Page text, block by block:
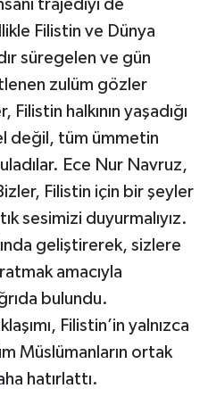
trajediyi de
Filistin ve Dünya
süregelen ve gün
zulüm gözler
halkının yaşadığı
değil, tüm ümmetin
Ece Nur Navruz,
Filistin için bir şeyler
sesimizi duyurmalıyız.
geliştirerek, sizlere
amacıyla
bulundu.
Filistin’in yalnızca
Müslümanların ortak
hatırlattı.